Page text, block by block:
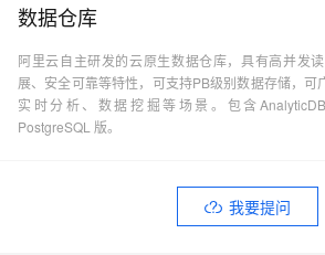
数据仓库
阿里云自主研发的云原生数据仓库，具有高并发
展、安全可靠等特性，可支持PB级别数据存储，可
实时分析、数据挖掘等场景。包含
PostgreSQL 版。
我要提问